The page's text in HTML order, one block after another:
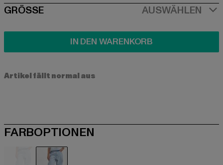
SIZE
GRÖSSE AUSWÄHLEN
IN DEN WARENKORB
Artikel fällt normal aus
FARBOPTIONEN